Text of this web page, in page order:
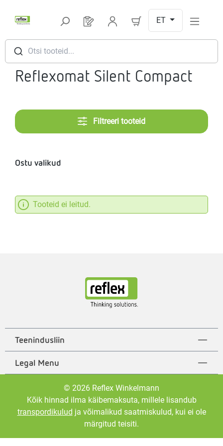
Otsi tooteid...
Sul on 0 toodet soovinimekirjas
ET
Reflexomat Silent Compact
Filtreeri tooteid
Ostu valikud
Tooteid ei leitud.
Teenindusliin
Legal Menu
© 2026 Reflex Winkelmann
Kõik hinnad ilma käibemaksuta, millele lisandub
transpordikulud ja võimalikud saatmiskulud, kui ei ole
märgitud teisiti.